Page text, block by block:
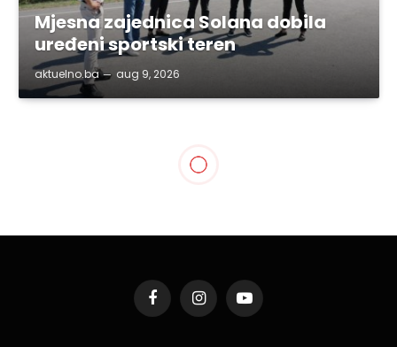
Mjesna zajednica Solana dobila
uređeni sportski teren
aktuelno.ba aug 9, 2026
FacebookInstagramYouTube